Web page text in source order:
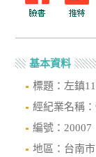
基本資料
標題：左鎮
經紀業名稱
編號：20007
地區：台南